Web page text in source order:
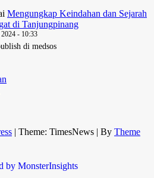
Mengungkap Keindahan dan Sejarah
di Tanjungpinang
- 10:33
di medsos
| Theme: TimesNews | By Theme